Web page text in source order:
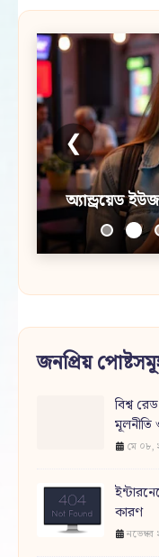
অ্যান্ড্রয়েড
❮
জনপ্রিয়
বিশ্ব
মে ০৮,
কারণ